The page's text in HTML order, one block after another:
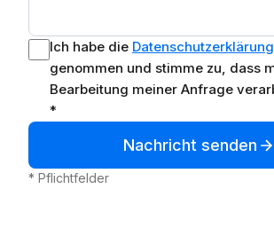
Ich habe die Datenschutzerklärung
genommen und stimme zu, dass
Bearbeitung meiner Anfrage
*
Nachricht senden
* Pflichtfelder